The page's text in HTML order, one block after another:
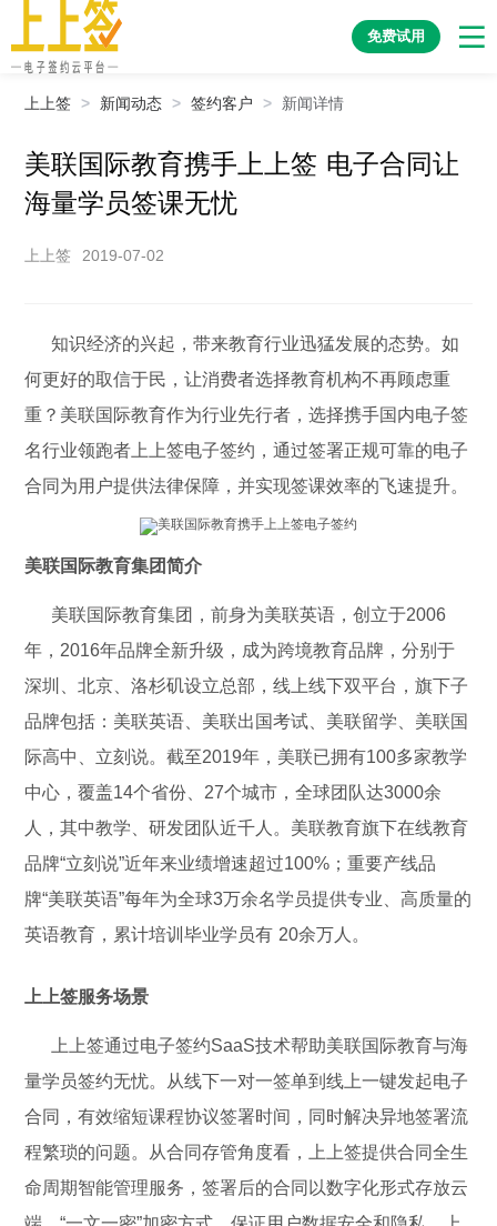
免费试用
上上签 > 新闻动态 > 签约客户 > 新闻详情
美联国际教育携手上上签 电子合同让
海量学员签课无忧
上上签 2019-07-02
知识经济的兴起，带来教育行业迅猛发展的态势。如
何更好的取信于民，让消费者选择教育机构不再顾虑重
重？美联国际教育作为行业先行者，选择携手国内电子签
名行业领跑者上上签电子签约，通过签署正规可靠的电子
合同为用户提供法律保障，并实现签课效率的飞速提升。
美联国际教育集团简介
美联国际教育集团，前身为美联英语，创立于2006
年，2016年品牌全新升级，成为跨境教育品牌，分别于
深圳、北京、洛杉矶设立总部，线上线下双平台，旗下子
品牌包括：美联英语、美联出国考试、美联留学、美联国
际高中、立刻说。截至2019年，美联已拥有100多家教学
中心，覆盖14个省份、27个城市，全球团队达3000余
人，其中教学、研发团队近千人。美联教育旗下在线教育
品牌“立刻说”近年来业绩增速超过100%；重要产线品
牌“美联英语”每年为全球3万余名学员提供专业、高质量的
英语教育，累计培训毕业学员有 20余万人。
上上签服务场景
上上签通过电子签约SaaS技术帮助美联国际教育与海
量学员签约无忧。从线下一对一签单到线上一键发起电子
合同，有效缩短课程协议签署时间，同时解决异地签署流
程繁琐的问题。从合同存管角度看，上上签提供合同全生
命周期智能管理服务，签署后的合同以数字化形式存放云